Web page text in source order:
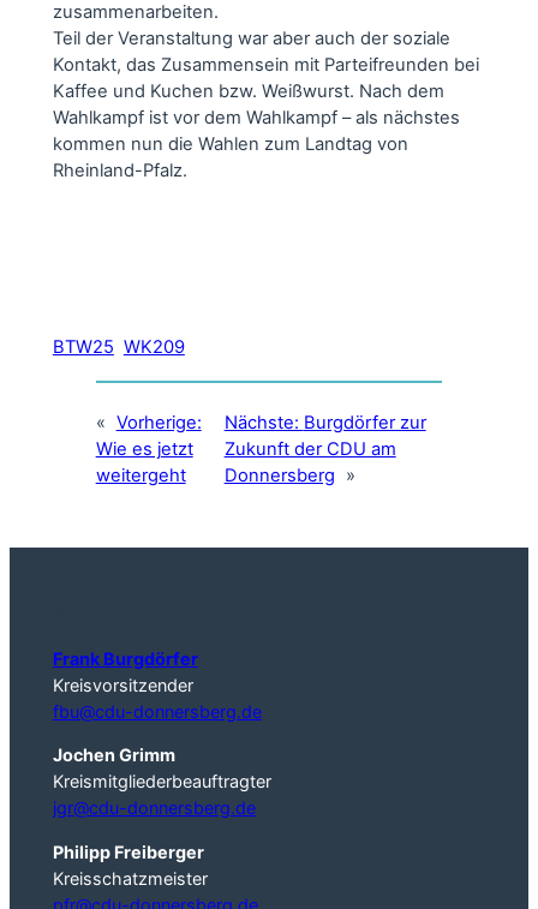
zusammenarbeiten.
Teil der Veranstaltung war aber auch der soziale
Kontakt, das Zusammensein mit Parteifreunden bei
Kaffee und Kuchen bzw. Weißwurst. Nach dem
Wahlkampf ist vor dem Wahlkampf – als nächstes
kommen nun die Wahlen zum Landtag von
Rheinland-Pfalz.
BTW25 WK209
« Vorherige:
Wie es jetzt
weitergeht
Nächste: Burgdörfer zur
Zukunft der CDU am
Donnersberg
»
Frank Burgdörfer
Kreisvorsitzender
fbu@cdu-donnersberg.de
Jochen Grimm
Kreismitgliederbeauftragter
jgr@cdu-donnersberg.de
Philipp Freiberger
Kreisschatzmeister
pfr@cdu-donnersberg.de